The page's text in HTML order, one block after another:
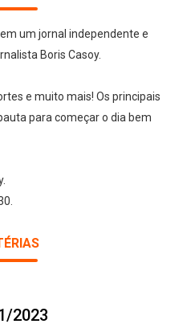
um jornal independente e
Boris Casoy.
e muito mais! Os principais
para começar o dia bem
2023